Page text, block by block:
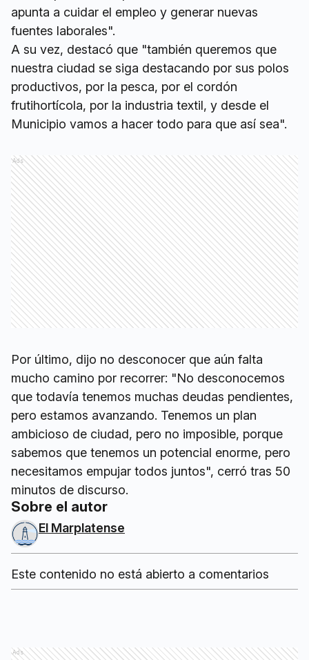
apunta a cuidar el empleo y generar nuevas
fuentes laborales".
A su vez, destacó que "también queremos que
nuestra ciudad se siga destacando por sus polos
productivos, por la pesca, por el cordón
frutihortícola, por la industria textil, y desde el
Municipio vamos a hacer todo para que así sea".
Ads
Por último, dijo no desconocer que aún falta
mucho camino por recorrer: "No desconocemos
que todavía tenemos muchas deudas pendientes,
pero estamos avanzando. Tenemos un plan
ambicioso de ciudad, pero no imposible, porque
sabemos que tenemos un potencial enorme, pero
necesitamos empujar todos juntos", cerró tras 50
minutos de discurso.
Sobre el autor
El Marplatense
Este contenido no está abierto a comentarios
Ads